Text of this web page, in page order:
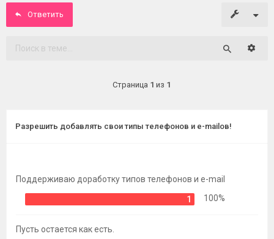
ФОРУМ
Темы
Ответить
Страница 1 из 1
Разрешить добавлять свои типы телефонов и e-mailов!
Поддерживаю доработку типов телефонов и e-mail
1 100%
Пусть остается как есть.